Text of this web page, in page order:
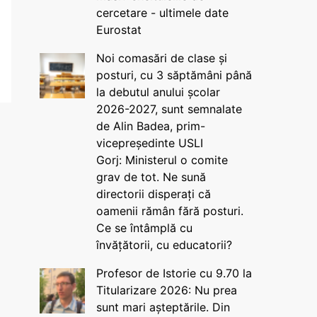
cercetare - ultimele date
Eurostat
Noi comasări de clase și
posturi, cu 3 săptămâni până
la debutul anului școlar
2026-2027, sunt semnalate
de Alin Badea, prim-
vicepreședinte USLI
Gorj: Ministerul o comite
grav de tot. Ne sună
directorii disperați că
oamenii rămân fără posturi.
Ce se întâmplă cu
învățătorii, cu educatorii?
Profesor de Istorie cu 9.70 la
Titularizare 2026: Nu prea
sunt mari așteptările. Din